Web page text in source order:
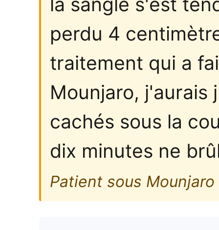
perdu 4
traitement qui a
Mounjaro, j'aurais
cachés sous la
dix minutes ne
Patient sous